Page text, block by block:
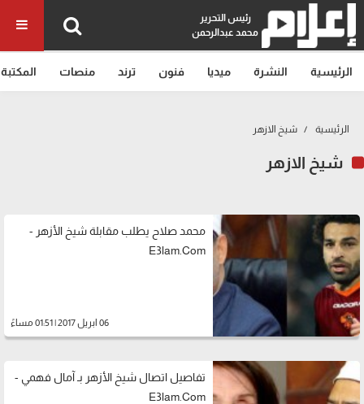
رئيس التحرير
محمد عبدالرحمن
الرئيسية النشرة ميديا فنون ترند منصات المكتبة
الرئيسية شيخ الازهر
شيخ الازهر
محمد صلاح يطلب مقابلة شيخ الأزهر -
E3lam.Com
06 ابريل 2017 | 01:51 مساءً
تفاصيل اتصال شيخ الأزهر بـ آمال فهمي -
E3lam.Com